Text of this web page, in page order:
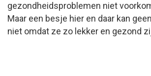
gezondheidsproblemen niet
Maar een besje hier en daar kan
niet omdat ze zo lekker en gezond